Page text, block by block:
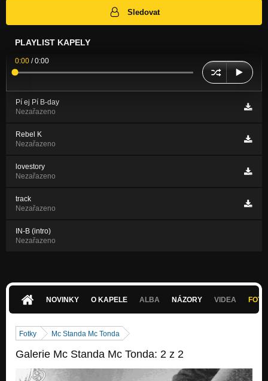
Sledovat
PLAYLIST KAPELY
0:00 /0:00
Pí ej Pí B-day
Nezařazeno
Rebel K
Nezařazeno
lovestory
Nezařazeno
track
Nezařazeno
IN-B (intro)
Nezařazeno
NOVINKY O KAPELE ALBA NÁZORY VIDEA
Fotky Mc Standa Mc Tonda
Galerie Mc Standa Mc Tonda: 2 z 2